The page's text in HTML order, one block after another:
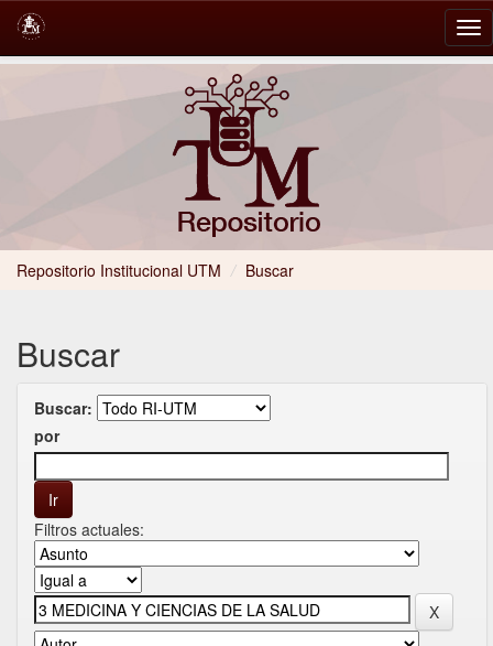
Repositorio Institucional UTM / Buscar
Buscar
Buscar:
por
Filtros actuales: